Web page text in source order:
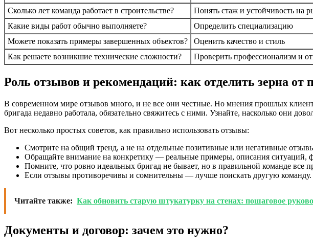
Сколько лет команда работает в строительстве?
Понять стаж и устойчивость на
Какие виды работ обычно выполняете?
Определить специализацию
Можете показать примеры завершенных объектов?
Оценить качество и стиль
Как решаете возникшие технические сложности?
Проверить профессионализм и
Роль отзывов и рекомендаций: как отделить зерна от
В современном мире отзывов много, и не все они честные. Но мнения прошлых
бригада недавно работала, обязательно свяжитесь с ними. Узнайте, насколько они
Вот несколько простых советов, как правильно использовать отзывы:
Смотрите на общий тренд, а не на отдельные позитивные или негативные
Обращайте внимание на конкретику — реальные примеры, описания ситуаций,
Помните, что ровно идеальных бригад не бывает, но в правильной команде все
Если отзывы противоречивы и сомнительны — лучше поискать другую команду.
Читайте также: Как обновить старую штукатурку на стенах: пошаговое
Документы и договор: зачем это нужно?